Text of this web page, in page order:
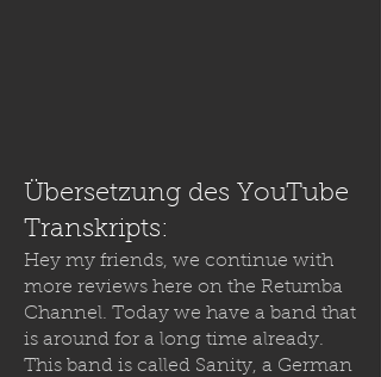
Übersetzung des YouTube
Transkripts:
Hey my friends, we continue with
more reviews here on the Retumba
Channel. Today we have a band that
is around for a long time already.
This band is called Sanity, a German